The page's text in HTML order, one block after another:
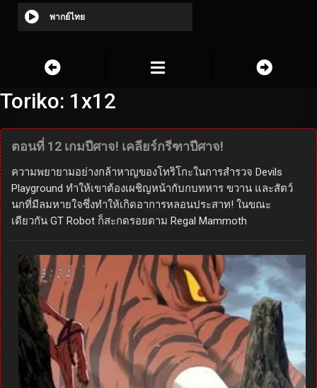
พากย์ไทย
Toriko: 1x12
ตอนที่ 12 เกมปีศาจ! เคลียร์กรีฑาปีศาจ!
ความพยายามอย่างกล้าหาญของโทริโกะในการสำรวจ Devils
Playground ทำให้เขาต้องเผชิญหน้ากับกบทหาร ขวาน และสัตว์
นกที่มีลมหายใจซึ่งทำให้เกิดอาการหลอนประสาท! ในขณะ
เดียวกัน GT Robot ก็สะกดรอยตาม Regal Mammoth